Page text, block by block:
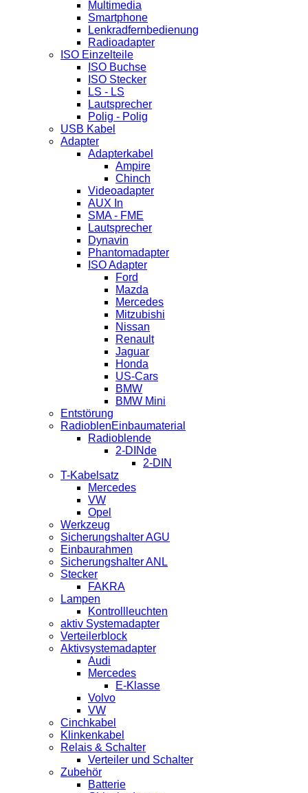
Multimedia
Smartphone
Lenkradfernbedienung
Radioadapter
ISO Einzelteile
ISO Buchse
ISO Stecker
LS - LS
Lautsprecher
Polig - Polig
USB Kabel
Adapter
Adapterkabel
Ampire
Chinch
Videoadapter
AUX In
SMA - FME
Lautsprecher
Dynavin
Phantomadapter
ISO Adapter
Ford
Mazda
Mercedes
Mitzubishi
Nissan
Renault
Jaguar
Honda
US-Cars
BMW
BMW Mini
Entstörung
RadioblenEinbaumaterial
Radioblende
2-DINde
2-DIN
T-Kabelsatz
Mercedes
VW
Opel
Werkzeug
Sicherungshalter AGU
Einbaurahmen
Sicherungshalter ANL
Stecker
FAKRA
Lampen
Kontrollleuchten
aktiv Systemadapter
Verteilerblock
Aktivsystemadapter
Audi
Mercedes
E-Klasse
Volvo
VW
Cinchkabel
Klinkenkabel
Relais & Schalter
Verteiler und Schalter
Zubehör
Batterie